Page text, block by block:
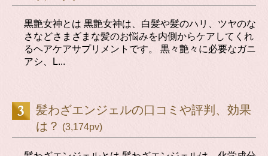
黒艶女神とは 黒艶女神は、白髪や髪のハリ、ツヤのな
さなどさまざまな髪のお悩みを内側からケアしてくれ
るヘアケアサプリメントです。 黒々艶々に必要なガニ
アシ、L...
髪わざエンジェルの口コミや評判、効果
は？ (3,174pv)